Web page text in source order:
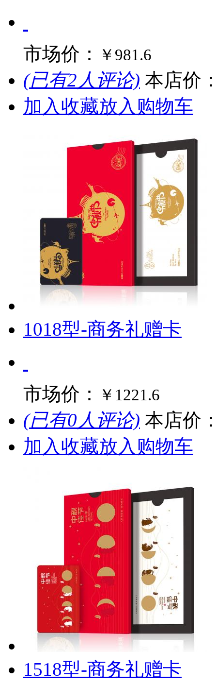
市场价： ￥981.6
(已有2人评论) 本店价
加入收藏放入购物车
1018型-商务礼赠卡
市场价： ￥1221.6
(已有0人评论) 本店价
加入收藏放入购物车
1518型-商务礼赠卡